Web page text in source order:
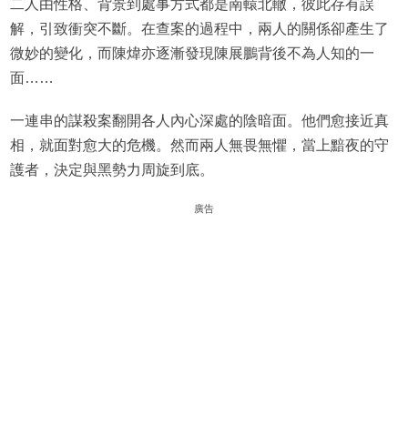
二人由性格、背景到處事方式都是南轅北轍，彼此存有誤
解，引致衝突不斷。在查案的過程中，兩人的關係卻產生了
微妙的變化，而陳煒亦逐漸發現陳展鵬背後不為人知的一
面……
一連串的謀殺案翻開各人內心深處的陰暗面。他們愈接近真
相，就面對愈大的危機。然而兩人無畏無懼，當上黯夜的守
護者，決定與黑勢力周旋到底。
廣告